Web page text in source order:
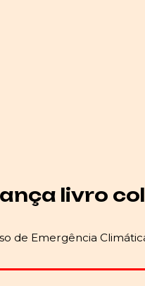
livro
de Emergência